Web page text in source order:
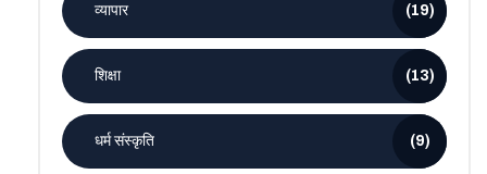
व्यापार (19)
शिक्षा (13)
धर्म संस्कृति (9)